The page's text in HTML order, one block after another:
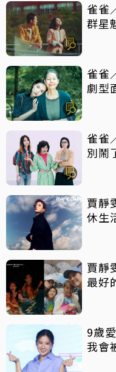
雀雀
群星
雀雀
劇型
雀雀
別鬧
賈靜
休生
賈靜
最好
9歲
我會